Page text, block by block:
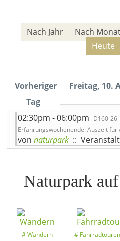
Nach Jahr Nach Monat
Heute
Vorheriger
Tag
Freitag, 10.
02:30pm - 06:00pm D160-
Erfahrungswochenende: Auszeit für
von naturpark ::
Naturpark
Wandern Fahrradtouren